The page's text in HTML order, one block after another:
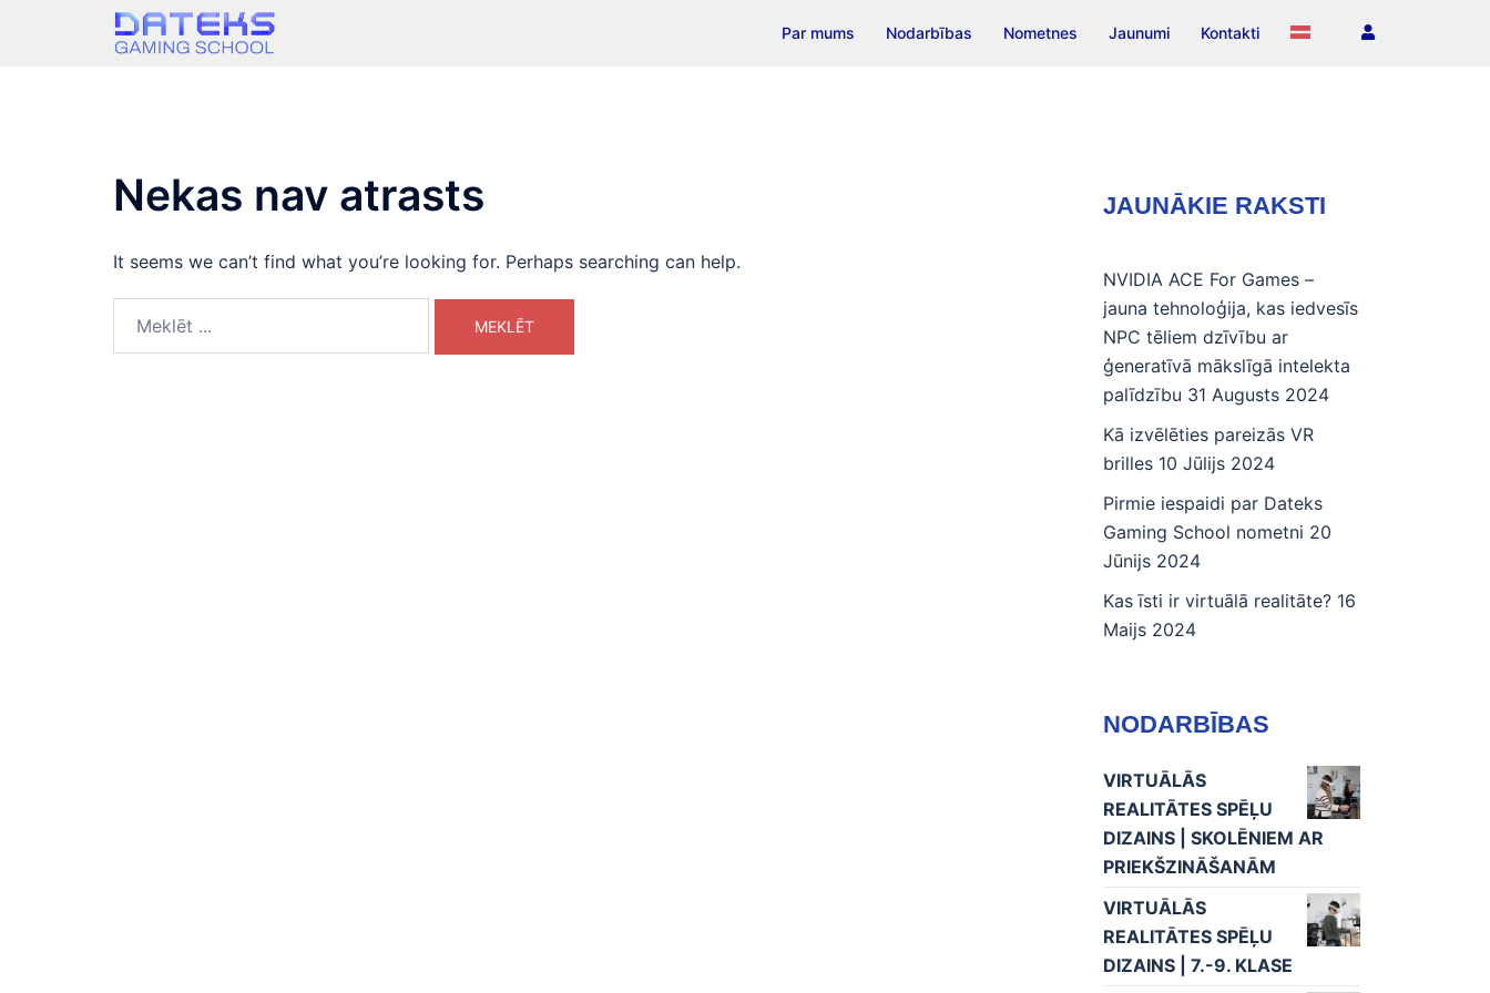
Par mums Nodarbības Nometnes Jaunumi Kontakti
Nekas nav atrasts
It seems we can’t find what you’re looking for. Perhaps searching can help.
for:
JAUNĀKIE RAKSTI
NVIDIA ACE For Games –
jauna tehnoloģija, kas iedvesīs
NPC tēliem dzīvību ar
ģeneratīvā mākslīgā intelekta
palīdzību 31 Augusts 2024
Kā izvēlēties pareizās VR
brilles 10 Jūlijs 2024
Pirmie iespaidi par Dateks
Gaming School nometni 20
Jūnijs 2024
Kas īsti ir virtuālā realitāte? 16
Maijs 2024
NODARBĪBAS
VIRTUĀLĀS
REALITĀTES SPĒĻU
DIZAINS | SKOLĒNIEM AR
PRIEKŠZINĀŠANĀM
VIRTUĀLĀS
REALITĀTES SPĒĻU
DIZAINS | 7.-9. KLASE